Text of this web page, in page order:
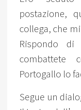
postazione,
collega, che
Rispondo
Portogallo lo
Segue un